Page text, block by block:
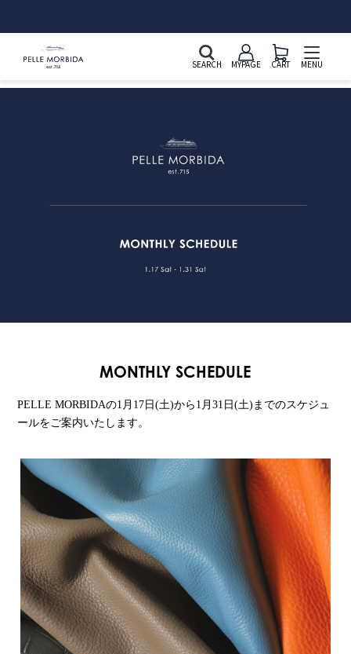
SEARCH MYPAGE CART MENU
MONTHLY SCHEDULE
PELLE MORBIDAの1月17日(土)から1月31日(土)までのスケジュ
ールをご案内いたします。